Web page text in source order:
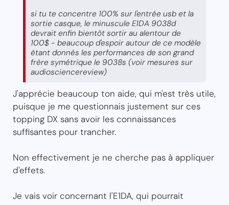
si tu te concentre 100% sur l'entrée usb et la
sortie casque, le minuscule E1DA 9038d
devrait enfin bientôt sortir au alentour de
100$ - beaucoup d'espoir autour de ce modèle
étant donnés les performances de son grand
frère symétrique le 9038s (voir mesures sur
audiosciencereview)
J'apprécie beaucoup ton aide, qui m'est très utile,
puisque je me questionnais justement sur ces
topping DX sans avoir les connaissances
suffisantes pour trancher.
Non effectivement je ne cherche pas à appliquer
d'effets.
Je vais voir concernant l'E1DA, qui pourrait